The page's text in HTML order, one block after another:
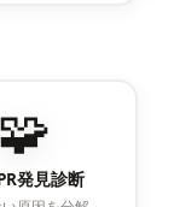
🧩
発見診断